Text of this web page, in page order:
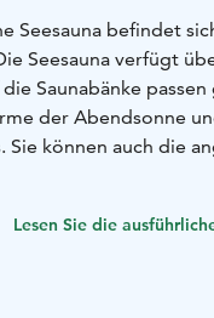
Seesauna befindet
Seesauna verfügt
Saunabänke
der Abendsonne
Sie können auch die
Telefon: 020 751 6300
Lesen Sie die